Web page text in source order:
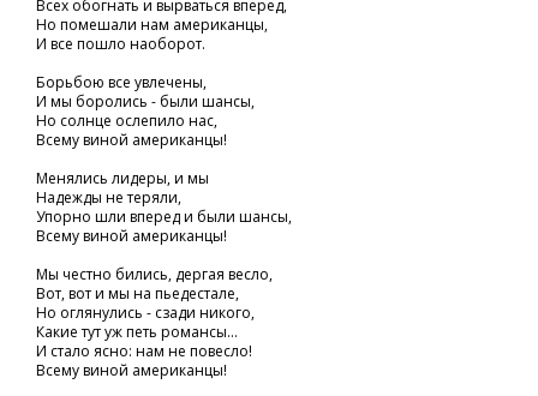
Всех обогнать и вырваться вперед,
Но помешали нам американцы,
И все пошло наоборот.
Борьбою все увлечены,
И мы боролись - были шансы,
Но солнце ослепило нас,
Всему виной американцы!
Менялись лидеры, и мы
Надежды не теряли,
Упорно шли вперед и были шансы,
Всему виной американцы!
Мы честно бились, дергая весло,
Вот, вот и мы на пьедестале,
Но оглянулись - сзади никого,
Какие тут уж петь романсы...
И стало ясно: нам не повесло!
Всему виной американцы!